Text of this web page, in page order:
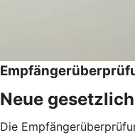
Neue
Die